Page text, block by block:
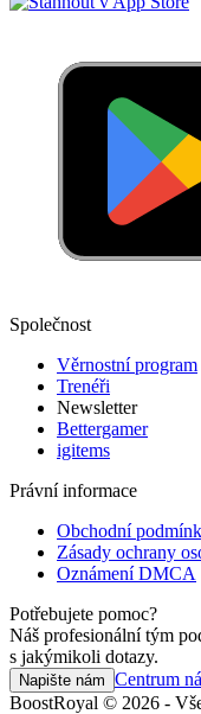
Společnost
Věrnostní program
Trenéři
Newsletter
Bettergamer
igitems
Právní informace
Obchodní
Zásady ochrany
Oznámení DMCA
Potřebujete pomoc?
Náš profesionální tým
s jakýmikoli dotazy.
Napište nám Centrum
BoostRoyal © 2026 -